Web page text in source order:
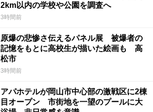
2km以内の学校や公園を調査へ
3時間前
原爆の悲惨さ伝えるパネル展 被爆者の
記憶をもとに高校生が描いた絵画も 高
松市
3時間前
アパホテルが岡山市中心部の激戦区に2棟
目オープン 市街地を一望のプールに大